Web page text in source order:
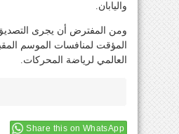
واليابان.
ومن المفترض أن يجرى
المؤقت لمنافسات الموسم
العالمي لرياضة المحركات.
Share this on WhatsApp